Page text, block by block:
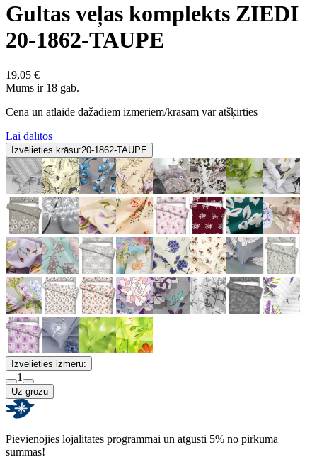
Gultas veļas komplekts ZIEDI
20-1862-TAUPE
19,05 €
Mums ir 18 gab.
Cena un atlaide dažādiem izmēriem/krāsām var atšķirties
Lai dalītos
Izvēlieties krāsu:20-1862-TAUPE
Izvēlieties izmēru:
1
Uz grozu
Pievienojies lojalitātes programmai un atgūsti 5% no pirkuma
summas!